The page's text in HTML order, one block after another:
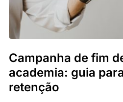
Campanha de fim
academia: guia
retenção